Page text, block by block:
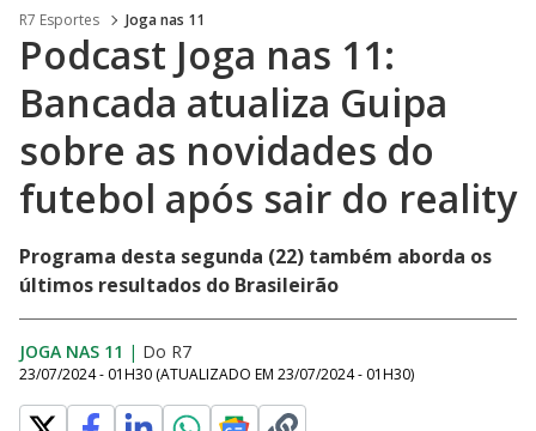
R7 Esportes Joga nas 11
Podcast Joga nas 11:
Bancada atualiza Guipa
sobre as novidades do
futebol após sair do reality
Programa desta segunda (22) também aborda os
últimos resultados do Brasileirão
JOGA NAS 11 | Do R7
23/07/2024 - 01H30 (ATUALIZADO EM 23/07/2024 - 01H30)